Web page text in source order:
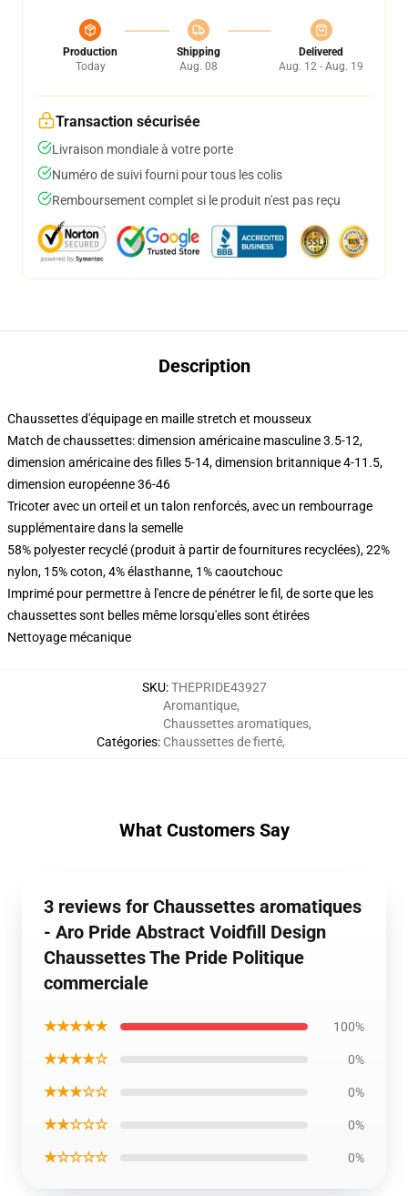
Production
Today
Shipping
Aug. 08
Delivered
Aug. 12 - Aug. 19
Transaction sécurisée
Livraison mondiale à votre porte
Numéro de suivi fourni pour tous les colis
Remboursement complet si le produit n'est pas reçu
Description
Chaussettes d'équipage en maille stretch et mousseux
Match de chaussettes: dimension américaine masculine 3.5-12,
dimension américaine des filles 5-14, dimension britannique 4-11.5,
dimension européenne 36-46
Tricoter avec un orteil et un talon renforcés, avec un rembourrage
supplémentaire dans la semelle
58% polyester recyclé (produit à partir de fournitures recyclées), 22%
nylon, 15% coton, 4% élasthanne, 1% caoutchouc
Imprimé pour permettre à l'encre de pénétrer le fil, de sorte que les
chaussettes sont belles même lorsqu'elles sont étirées
Nettoyage mécanique
SKU:THEPRIDE43927
Catégories:
Aromantique,
Chaussettes aromatiques,
Chaussettes de fierté,
What Customers Say
3 reviews for Chaussettes aromatiques
- Aro Pride Abstract Voidfill Design
Chaussettes The Pride Politique
commerciale
★★★★★ 100%
★★★★☆ 0%
★★★☆☆ 0%
★★☆☆☆ 0%
★☆☆☆☆ 0%